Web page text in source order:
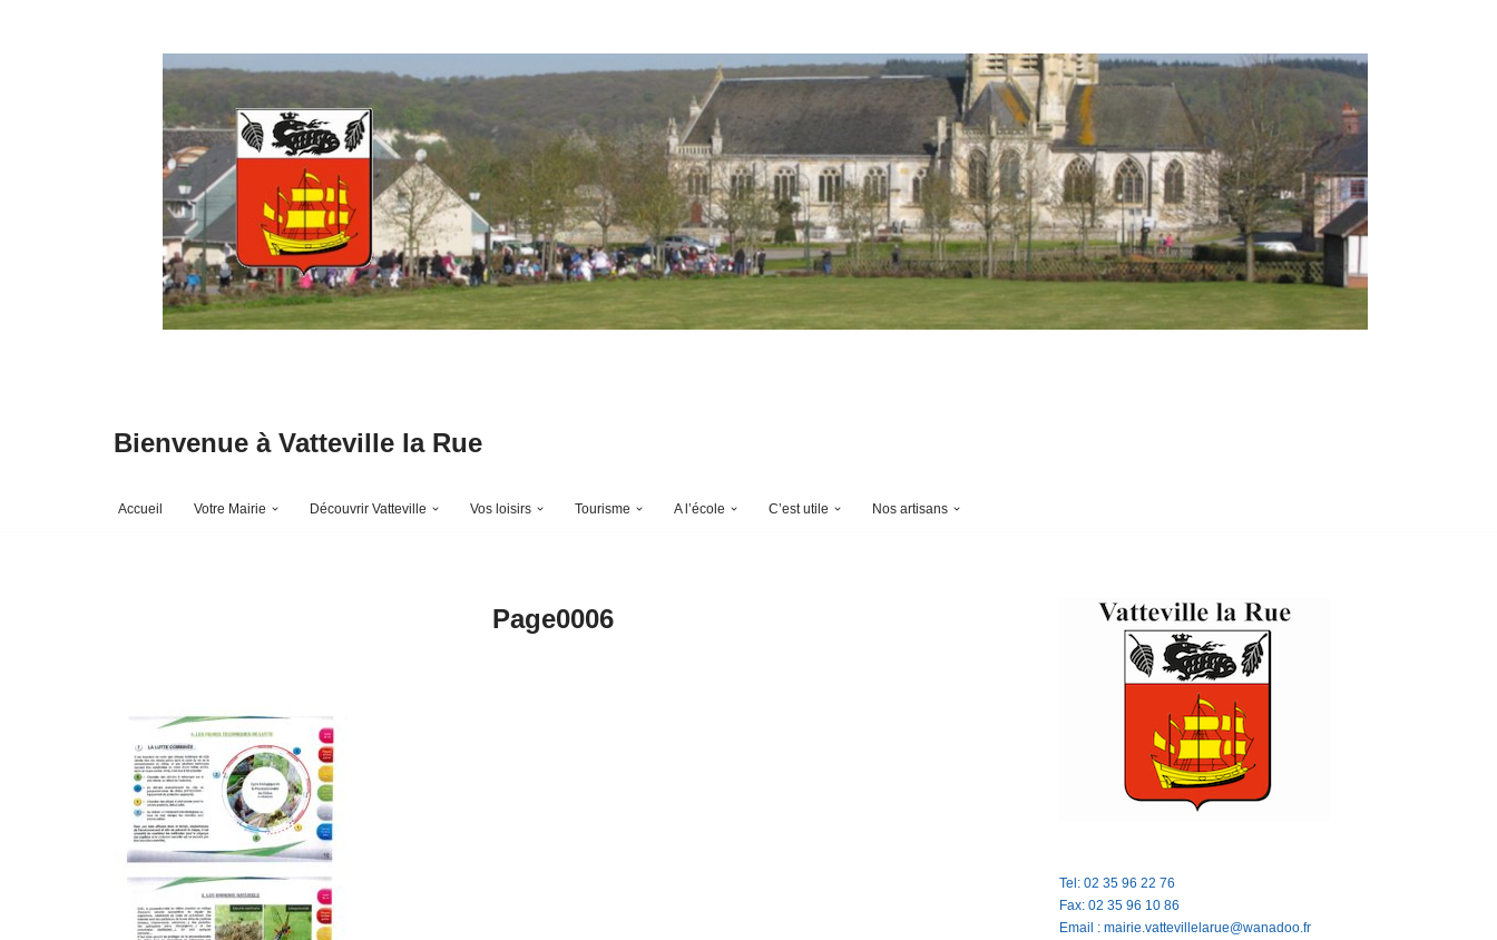
Bienvenue à Vatteville la Rue
Accueil Votre Mairie Découvrir Vatteville Vos loisirs Tourisme A l’école C’est utile Nos artisans
Page0006
Tel: 02 35 96 22 76
Fax: 02 35 96 10 86
Email : mairie.vattevillelarue@wanadoo.fr